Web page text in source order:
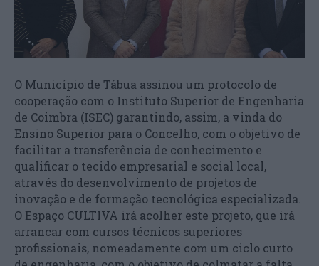
O Município de Tábua assinou um protocolo de
cooperação com o Instituto Superior de Engenharia
de Coimbra (ISEC) garantindo, assim, a vinda do
Ensino Superior para o Concelho, com o objetivo de
facilitar a transferência de conhecimento e
qualificar o tecido empresarial e social local,
através do desenvolvimento de projetos de
inovação e de formação tecnológica especializada.
O Espaço CULTIVA irá acolher este projeto, que irá
arrancar com cursos técnicos superiores
profissionais, nomeadamente com um ciclo curto